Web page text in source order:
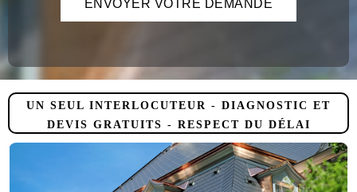
UN SEUL INTERLOCUTEUR - DIAGNOSTIC ET
DEVIS GRATUITS - RESPECT DU DÉLAI